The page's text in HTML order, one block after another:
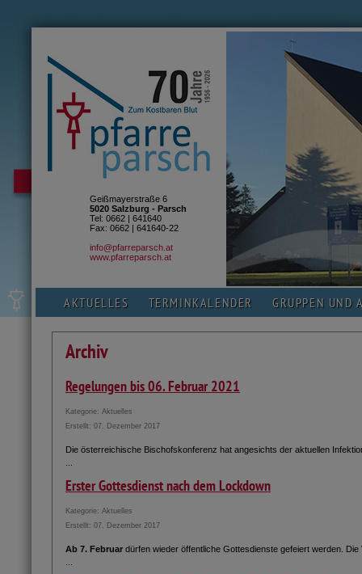
Geißmayerstraße 6
5020 Salzburg - Parsch
Tel: 0662 | 641640
Fax: 0662 | 641640-22
info@pfarreparsch.at
www.pfarreparsch.at
AKTUELLES TERMINKALENDER GRUPPEN UND
Archiv
Regelungen bis 06. Februar 2021
Kategorie: Aktuelles
Erstellt: 07. Dezember 2017
Die österreichische Bischofskonferenz hat angesichts der aktuellen
Erster Gottesdienst nach dem Lockdown
Kategorie: Aktuelles
Erstellt: 07. Dezember 2017
Ab 7. Februar dürfen wieder öffentliche Gottesdienste gefeiert werden.